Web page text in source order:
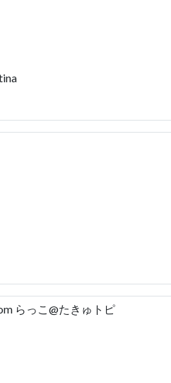
らっこ@たきゅトピ